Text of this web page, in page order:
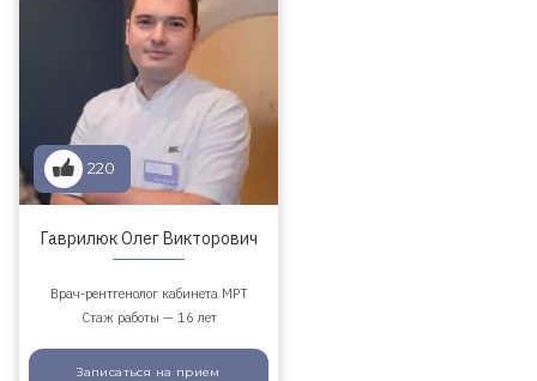
220
Гаврилюк Олег Викторович
Врач-рентгенолог кабинета МРТ
Стаж работы — 16 лет
Записаться на прием